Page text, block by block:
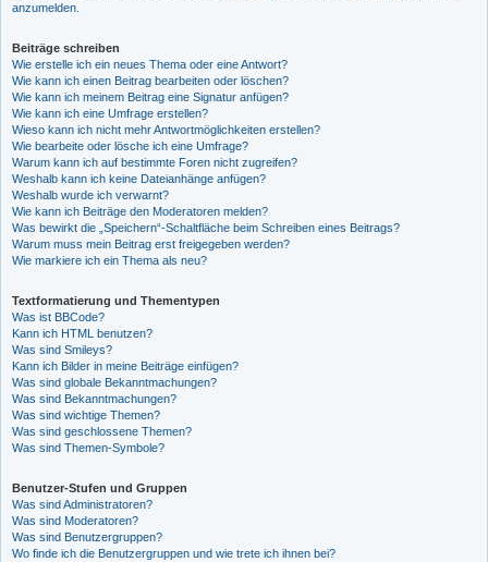
anzumelden.
Beiträge schreiben
Wie erstelle ich ein neues Thema oder eine Antwort?
Wie kann ich einen Beitrag bearbeiten oder löschen?
Wie kann ich meinem Beitrag eine Signatur anfügen?
Wie kann ich eine Umfrage erstellen?
Wieso kann ich nicht mehr Antwortmöglichkeiten erstellen?
Wie bearbeite oder lösche ich eine Umfrage?
Warum kann ich auf bestimmte Foren nicht zugreifen?
Weshalb kann ich keine Dateianhänge anfügen?
Weshalb wurde ich verwarnt?
Wie kann ich Beiträge den Moderatoren melden?
Was bewirkt die „Speichern“-Schaltfläche beim Schreiben eines Beitrags?
Warum muss mein Beitrag erst freigegeben werden?
Wie markiere ich ein Thema als neu?
Textformatierung und Thementypen
Was ist BBCode?
Kann ich HTML benutzen?
Was sind Smileys?
Kann ich Bilder in meine Beiträge einfügen?
Was sind globale Bekanntmachungen?
Was sind Bekanntmachungen?
Was sind wichtige Themen?
Was sind geschlossene Themen?
Was sind Themen-Symbole?
Benutzer-Stufen und Gruppen
Was sind Administratoren?
Was sind Moderatoren?
Was sind Benutzergruppen?
Wo finde ich die Benutzergruppen und wie trete ich ihnen bei?